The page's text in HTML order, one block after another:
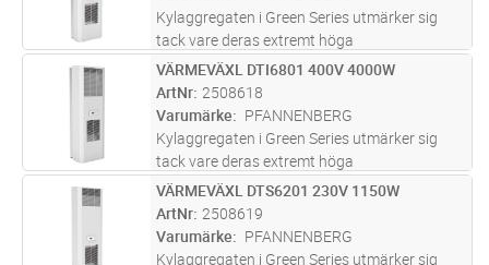
mod...läs mer
Kylaggregaten i Green Series utmärker sig
tack vare deras extremt höga
energieffektivitet och servicevänlighet.
Dessutom är de lätta att integrera i alla
system eller anläggningar tack vare deras
mod...läs mer
ST Lägg i kundvagn
VÄRMEVÄXL DTI6801 400V 4000W
ArtNr 2508618
Varumärke
PFANNENBERG
Kylaggregaten i Green Series utmärker sig
tack vare deras extremt höga
energieffektivitet och servicevänlighet.
Dessutom är de lätta att integrera i alla
system eller anläggningar tack vare deras
mod...läs mer
ST Lägg i kundvagn
VÄRMEVÄXL DTS6201 230V 1150W
ArtNr 2508619
Varumärke
PFANNENBERG
Kylaggregaten i Green Series utmärker sig